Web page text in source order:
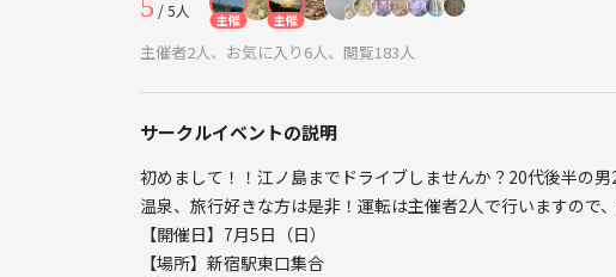
5 / 5人 主催 主催
主催者2人、お気に入り6人、閲覧183人
サークルイベントの説明
初めまして！！江ノ島までドライブしませんか？20代後半の男
温泉、旅行好きな方は是非！運転は主催者2人で行いますので
【開催日】7月5日（日）
【場所】新宿駅東口集合